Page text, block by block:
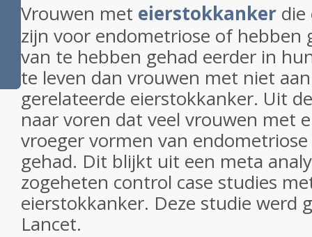
Vrouwen met eierstokkanker die
zijn voor endometriose of hebben
van te hebben gehad eerder in
te leven dan vrouwen met niet
gerelateerde eierstokkanker. Uit
naar voren dat veel vrouwen met
vroeger vormen van
gehad. Dit blijkt uit een meta
zogeheten control case studies
eierstokkanker. Deze studie werd
Lancet.